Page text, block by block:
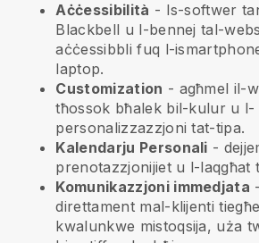
Aċċessibilità - Is-softwer
Blackbell u l-bennej tal-
aċċessibbli fuq l-
laptop.
Customization - agħmel il-
tħossok bħalek bil-kulur u l-
personalizzazzjoni tat-tipa.
Kalendarju Personali -
prenotazzjonijiet u l-laqgħat
Komunikazzjoni immedjata
direttament mal-klijenti
kwalunkwe mistoqsija, uża